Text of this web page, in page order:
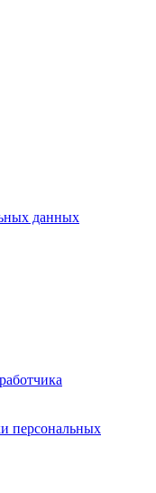
данных
персональных